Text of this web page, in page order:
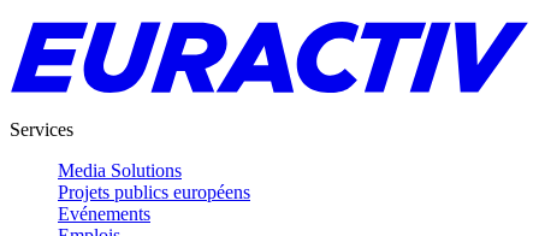
Services
Media Solutions
Projets publics européens
Evénements